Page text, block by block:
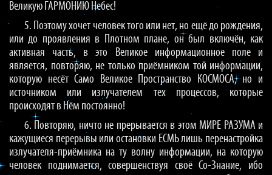
Великую ГАРМОНИЮ Небес!
5. Поэтому хочет человек того или нет, но ещё до рождения,
или до проявления в Плотном плане, он был включён, как
активная часть, в это Великое информационное поле и
является, повторяю, не только приёмником той информации,
которую несёт Само Великое Пространство КОСМОСА, но и
источником или излучателем тех процессов, которые
происходят в Нём постоянно!
6. Повторяю, ничто не прерывается в этом МИРЕ РАЗУМА и
кажущиеся перерывы или остановки ЕСМЬ лишь перенастройка
излучателя-приёмника на ту волну информации, на которую
человек поднимается, совершенствуя своё Со-Знание, ибо